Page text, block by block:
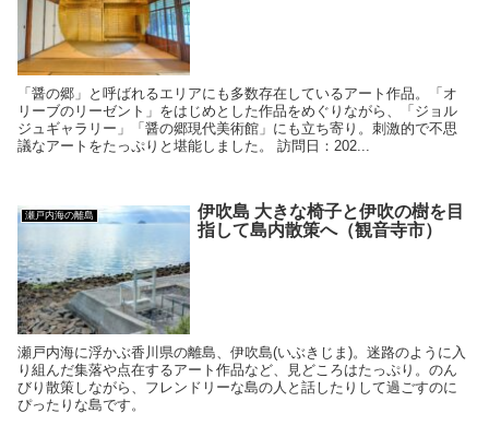
「醤の郷」と呼ばれるエリアにも多数存在しているアート作品。「オ
リーブのリーゼント」をはじめとした作品をめぐりながら、「ジョル
ジュギャラリー」「醤の郷現代美術館」にも立ち寄り。刺激的で不思
議なアートをたっぷりと堪能しました。 訪問日：202...
瀬戸内海の離島
伊吹島 大きな椅子と伊吹の樹を目
指して島内散策へ（観音寺市）
瀬戸内海に浮かぶ香川県の離島、伊吹島(いぶきじま)。迷路のように入
り組んだ集落や点在するアート作品など、見どころはたっぷり。のん
びり散策しながら、フレンドリーな島の人と話したりして過ごすのに
ぴったりな島です。